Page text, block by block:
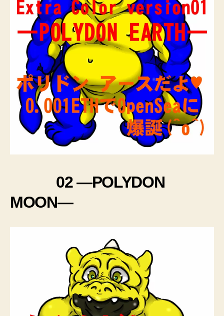
02 ―POLYDON
MOON―